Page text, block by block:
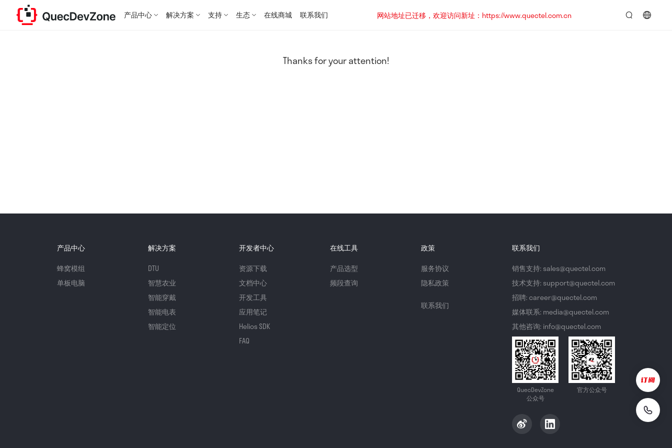
产品中心 解决方案 支持 生态 在线商城 联系我们
网站地址已迁移，欢迎访问新址：https://www.quectel.com.cn
Thanks for your attention!
产品中心
蜂窝模组
单板电脑
解决方案
DTU
智慧农业
智能穿戴
智能电表
智能定位
开发者中心
资源下载
文档中心
开发工具
应用笔记
Helios SDK
FAQ
在线工具
产品选型
频段查询
政策
服务协议
隐私政策
联系我们
联系我们
销售支持: sales@quectel.com
技术支持: support@quectel.com
招聘: career@quectel.com
媒体联系: media@quectel.com
其他咨询: info@quectel.com
QuecDevZone
公众号
官方公众号